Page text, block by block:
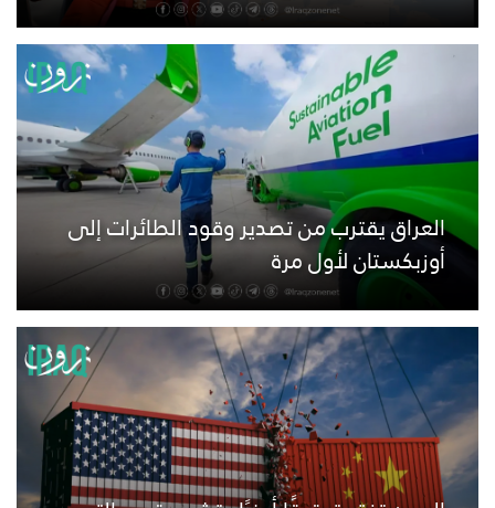
العراق يقترب من تصدير وقود الطائرات إلى
أوزبكستان لأول مرة